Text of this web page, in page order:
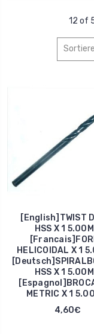
12 of
[English]TWIST
HSS X 1
HELICOIDAL X 1
HSS X 1
METRIC X 1
4,60€